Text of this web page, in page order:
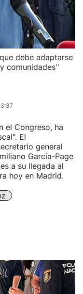
debe adaptarse
comunidades''
el Congreso, ha
El
general
García-Page
a su llegada al
hoy en Madrid.